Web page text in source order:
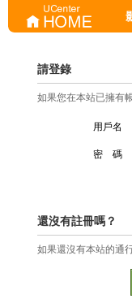
請登錄
如果您在本站已擁有
用戶名
密 碼
還沒有註冊嗎？
如果還沒有本站的通